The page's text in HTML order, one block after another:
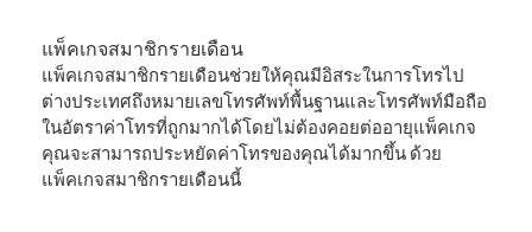
แพ็คเกจสมาชิกรายเดือน
แพ็คเกจสมาชิกรายเดือนช่วยให้คุณมีอิสระในการโทรไป
ต่างประเทศถึงหมายเลขโทรศัพท์พื้นฐานและโทรศัพท์มือถือ
ในอัตราค่าโทรที่ถูกมากได้โดยไม่ต้องคอยต่ออายุแพ็คเกจ
คุณจะสามารถประหยัดค่าโทรของคุณได้มากขึ้น ด้วย
แพ็คเกจสมาชิกรายเดือนนี้